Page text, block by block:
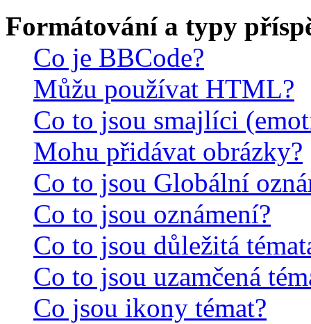
Formátování a typy
Co je BBCode?
Můžu používat HTML?
Co to jsou smajlíci
Mohu přidávat obrázky?
Co to jsou Globální
Co to jsou oznámení?
Co to jsou důležitá
Co to jsou uzamčená
Co jsou ikony témat?